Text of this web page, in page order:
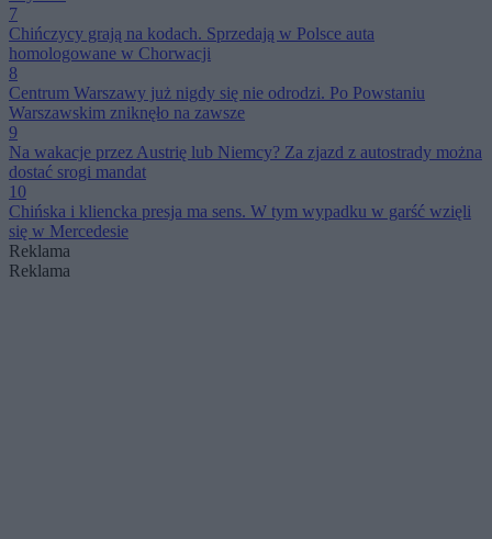
7
Chińczycy grają na kodach. Sprzedają w Polsce auta
homologowane w Chorwacji
8
Centrum Warszawy już nigdy się nie odrodzi. Po Powstaniu
Warszawskim zniknęło na zawsze
9
Na wakacje przez Austrię lub Niemcy? Za zjazd z autostrady można
dostać srogi mandat
10
Chińska i kliencka presja ma sens. W tym wypadku w garść wzięli
się w Mercedesie
Reklama
Reklama